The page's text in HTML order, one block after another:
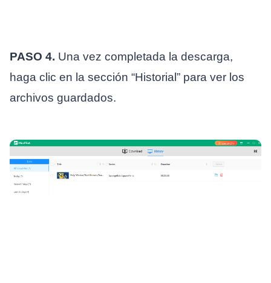
PASO 4. Una vez completada la descarga,
haga clic en la sección “Historial” para ver los
archivos guardados.